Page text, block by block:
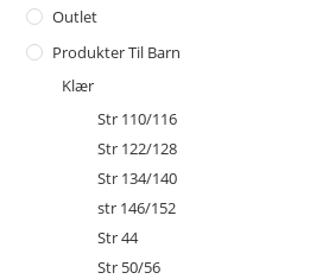
Outlet
Produkter Til Barn
Klær
Str 110/116
Str 122/128
Str 134/140
str 146/152
Str 44
Str 50/56